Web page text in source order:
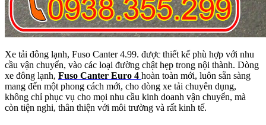
Xe tải đông lạnh, Fuso Canter 4.99. được thiết kế phù hợp với nhu
cầu vận chuyển, vào các loại đường chật hẹp trong nội thành. Dòng
xe đông lạnh, Fuso Canter Euro 4 hoàn toàn mới, luôn sẵn sàng
mang đến một phong cách mới, cho dòng xe tải chuyên dụng,
không chỉ phục vụ cho mọi nhu cầu kinh doanh vận chuyển, mà
còn tiện nghi, thân thiện với môi trường và rất kinh tế.